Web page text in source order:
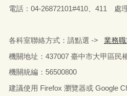
電話：04-26872101#410、411 處
各科室聯絡方式：請點選 ->
業務
機關地址：437007 臺中市大甲區民
機關統編：56500800
建議使用 Firefox 瀏覽器或 Google